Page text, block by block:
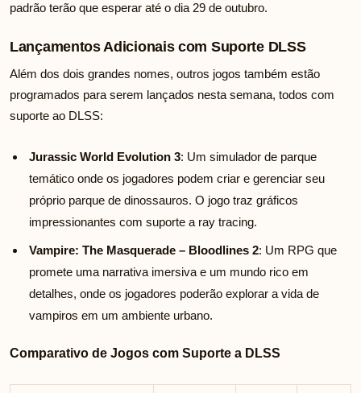
padrão terão que esperar até o dia 29 de outubro.
Lançamentos Adicionais com Suporte DLSS
Além dos dois grandes nomes, outros jogos também estão
programados para serem lançados nesta semana, todos com
suporte ao DLSS:
Jurassic World Evolution 3: Um simulador de parque
temático onde os jogadores podem criar e gerenciar seu
próprio parque de dinossauros. O jogo traz gráficos
impressionantes com suporte a ray tracing.
Vampire: The Masquerade – Bloodlines 2: Um RPG que
promete uma narrativa imersiva e um mundo rico em
detalhes, onde os jogadores poderão explorar a vida de
vampiros em um ambiente urbano.
Comparativo de Jogos com Suporte a DLSS